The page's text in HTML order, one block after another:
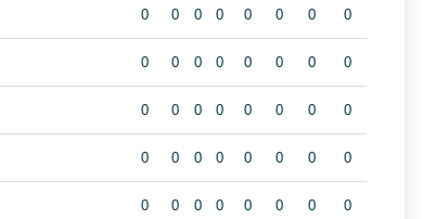
0 0 0 0 0 0 0 0
0 0 0 0 0 0 0 0
0 0 0 0 0 0 0 0
0 0 0 0 0 0 0 0
0 0 0 0 0 0 0 0